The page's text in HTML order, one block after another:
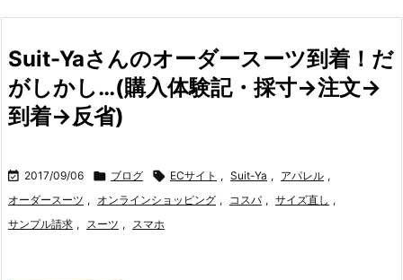
Suit-Yaさんのオーダースーツ到着！だ
がしかし…(購入体験記・採寸→注文→
到着→反省)
 2017/09/06  ブログ  ECサイト , Suit-Ya , アパレル ,
オーダースーツ , オンラインショッピング , コスパ , サイズ直し ,
サンプル請求 , スーツ , スマホ